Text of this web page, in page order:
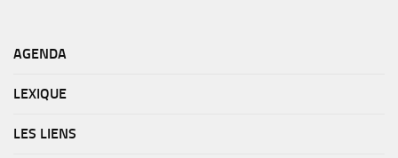
AGENDA
LEXIQUE
LES LIENS